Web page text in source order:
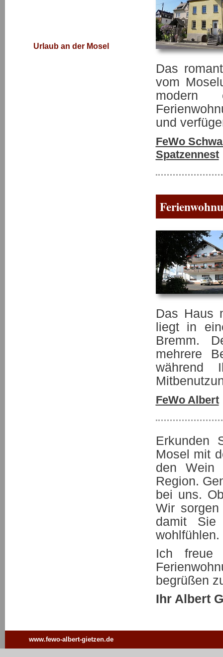
Urlaub an der Mosel
Das
vom
modern
und
FeWo
Spatzennest
Das Haus
liegt in
Bremm.
mehrere
während
FeWo Albert
Erkunden
Mosel mit
den Wein
Region.
bei uns.
Wir
damit
wohlfühlen.
Ich
begrüßen
Ihr Albert
www.fewo-albert-gietzen.de